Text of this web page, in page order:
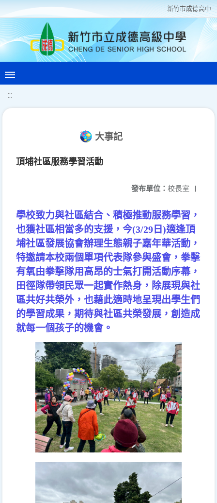
新竹巿成德高中
:::
大事記
頂埔社區服務學習活動
發布單位： 校長室 |
學校致力與社區結合、積極推動服務學習，
也獲社區相當多的支援，今(3/29 日 )適逢頂
埔社區發展協會辦理生態親子嘉年華活動，
特邀請本校兩個單項代表隊參與盛會，拳擊
有氧由拳擊隊用高昂的士氣打開活動序幕，
田徑隊帶領民眾一起實作熱身，除展現與社
區共好共榮外，也藉此適時地呈現出學生們
的學習成果，期待與社區共榮發展，創造成
就每一個孩子的機會。